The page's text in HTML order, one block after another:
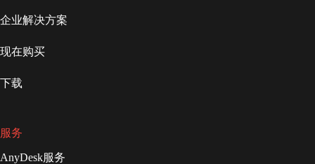
企业解决方案
现在购买
下载
服务
AnyDesk服务